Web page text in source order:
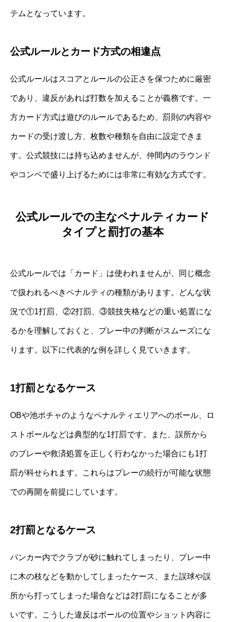
テムとなっています。
公式ルールとカード方式の相違点
公式ルールはスコアとルールの公正さを保つために厳密
であり、違反があれば打数を加えることが義務です。一
方カード方式は遊びのルールであるため、罰則の内容や
カードの受け渡し方、枚数や種類を自由に設定できま
す。公式競技には持ち込めませんが、仲間内のラウンド
やコンペで盛り上げるためには非常に有効な方式です。
公式ルールでの主なペナルティカード
タイプと罰打の基本
公式ルールでは「カード」は使われませんが、同じ概念
で扱われるべきペナルティの種類があります。どんな状
況で①1打罰、②2打罰、③競技失格などの重い処置にな
るかを理解しておくと、プレー中の判断がスムーズにな
ります。以下に代表的な例を詳しく見ていきます。
1打罰となるケース
OBや池ポチャのようなペナルティエリアへのボール、ロ
ストボールなどは典型的な1打罰です。また、誤所から
のプレーや救済処置を正しく行わなかった場合にも1打
罰が科せられます。これらはプレーの続行が可能な状態
での再開を前提にしています。
2打罰となるケース
バンカー内でクラブが砂に触れてしまったり、プレー中
に木の枝などを動かしてしまったケース、また誤球や誤
所から打ってしまった場合などは2打罰になることが多
いです。こうした違反はボールの位置やショット内容に